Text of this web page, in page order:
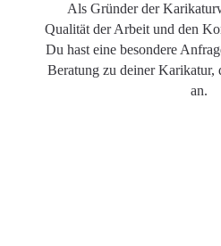
Als Gründer der
Qualität der Arbeit und den
Du hast eine besondere
Beratung zu deiner Karikatur,
an.